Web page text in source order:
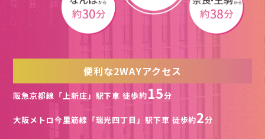
便利な2WAYアクセス
阪急京都線「上新庄」駅下車 徒歩約15分
大阪メトロ今里筋線「瑞光四丁目」駅下車 徒歩約2分